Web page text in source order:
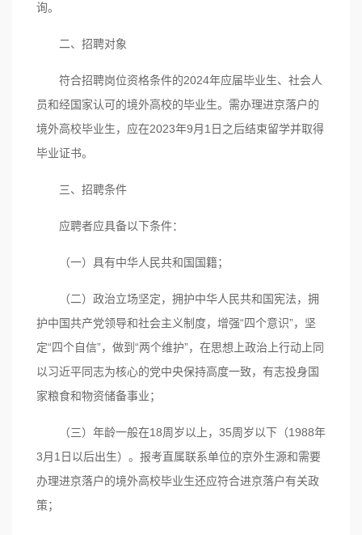
询。
二、招聘对象
符合招聘岗位资格条件的2024年应届毕业生、社会人
员和经国家认可的境外高校的毕业生。需办理进京落户的
境外高校毕业生，应在2023年9月1日之后结束留学并取得
毕业证书。
三、招聘条件
应聘者应具备以下条件：
（一）具有中华人民共和国国籍；
（二）政治立场坚定，拥护中华人民共和国宪法，拥
护中国共产党领导和社会主义制度，增强“四个意识”，坚
定“四个自信”，做到“两个维护”，在思想上政治上行动上同
以习近平同志为核心的党中央保持高度一致，有志投身国
家粮食和物资储备事业；
（三）年龄一般在18周岁以上，35周岁以下（1988年
3月1日以后出生）。报考直属联系单位的京外生源和需要
办理进京落户的境外高校毕业生还应符合进京落户有关政
策；